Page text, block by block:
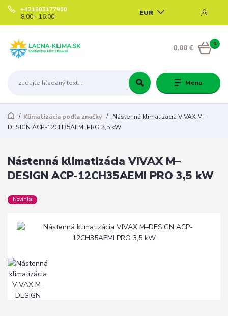
Menu
EUR
+421903177900
8:00 - 16:00
0
0,00 €
Klimatizácia podľa značky
Nástenná klimatizácia VIVAX M–
DESIGN ACP-12CH35AEMI PRO 3,5 kW
Nástenná klimatizácia VIVAX M–
DESIGN ACP-12CH35AEMI PRO 3,5 kW
Novinka